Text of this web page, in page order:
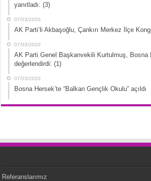
yanıtladı: (3)
07/03/2020
AK Parti’li Akbaşoğlu, Çankırı Merkez İlçe
07/03/2020
AK Parti Genel Başkanvekili Kurtulmuş, Bosna
değerlendirdi: (1)
07/03/2020
Bosna Hersek’te “Balkan Gençlik Okulu” açıldı
Referanslarımız